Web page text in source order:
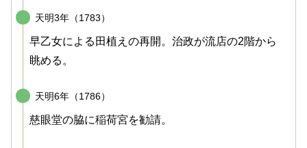
天明3年（1783）
早乙女による田植えの再開。治政が流店の2階から
眺める。
天明6年（1786）
慈眼堂の脇に稲荷宮を勧請。